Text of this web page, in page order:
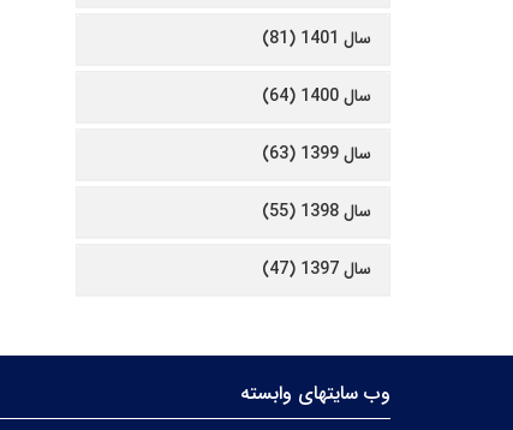
سال 1401 (81)
سال 1400 (64)
سال 1399 (63)
سال 1398 (55)
سال 1397 (47)
وب سایتهای وابسته